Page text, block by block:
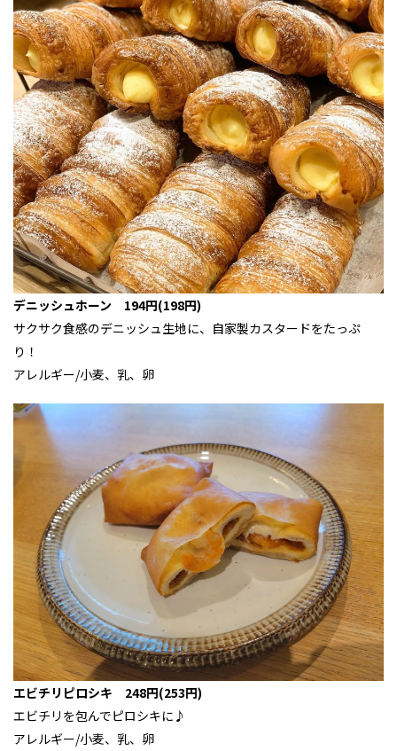
デニッシュホーン 194円(198円)
サクサク食感のデニッシュ生地に、自家製カスタードをたっぷ
り！
アレルギー/小麦、乳、卵
エビチリピロシキ 248円(253円)
エビチリを包んでピロシキに♪
アレルギー/小麦、乳、卵